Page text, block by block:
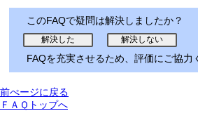
このFAQで疑問は解決しましたか？
FAQを充実させるため、評価にご協力
前ぺージに戻る
ＦＡＱトップへ